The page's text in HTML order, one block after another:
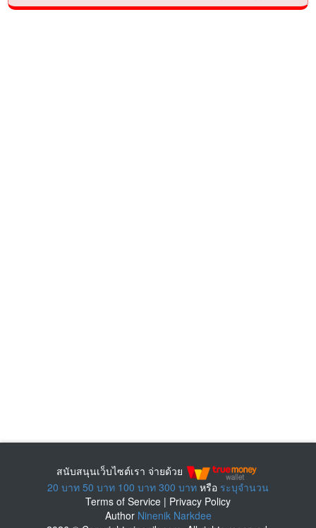
สนับสนุนเว็บไซต์เรา จ่ายด้วย
20 บาท 50 บาท 100 บาท 300 บาท หรือ ระบุจำนวน
Terms of Service | Privacy Policy
Author Ninenik Narkdee